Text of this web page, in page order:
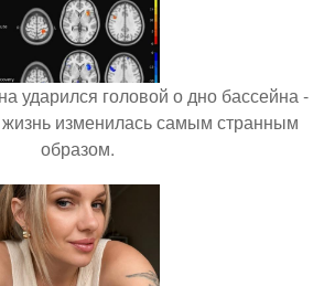
ударился головой о дно бассейна -
жизнь изменилась самым странным
образом.